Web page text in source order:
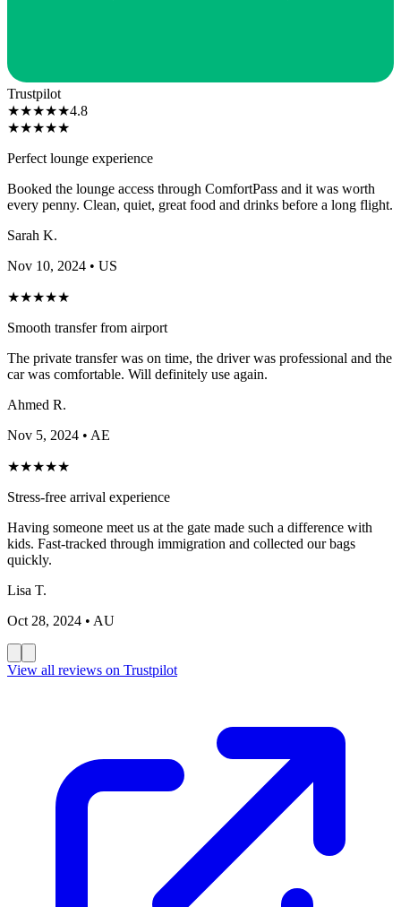
Trustpilot
★★★★★4.8
★★★★★
Perfect lounge experience
Booked the lounge access through ComfortPass and it was worth
every penny. Clean, quiet, great food and drinks before a long flight.
Sarah K.
Nov 10, 2024 • US
★★★★★
Smooth transfer from airport
The private transfer was on time, the driver was professional and the
car was comfortable. Will definitely use again.
Ahmed R.
Nov 5, 2024 • AE
★★★★★
Stress-free arrival experience
Having someone meet us at the gate made such a difference with
kids. Fast-tracked through immigration and collected our bags
quickly.
Lisa T.
Oct 28, 2024 • AU
View all reviews on Trustpilot